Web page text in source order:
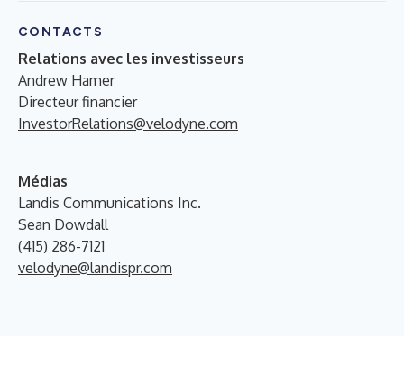
CONTACTS
Relations avec les investisseurs
Andrew Hamer
Directeur financier
InvestorRelations@velodyne.com
Médias
Landis Communications Inc.
Sean Dowdall
(415) 286-7121
velodyne@landispr.com